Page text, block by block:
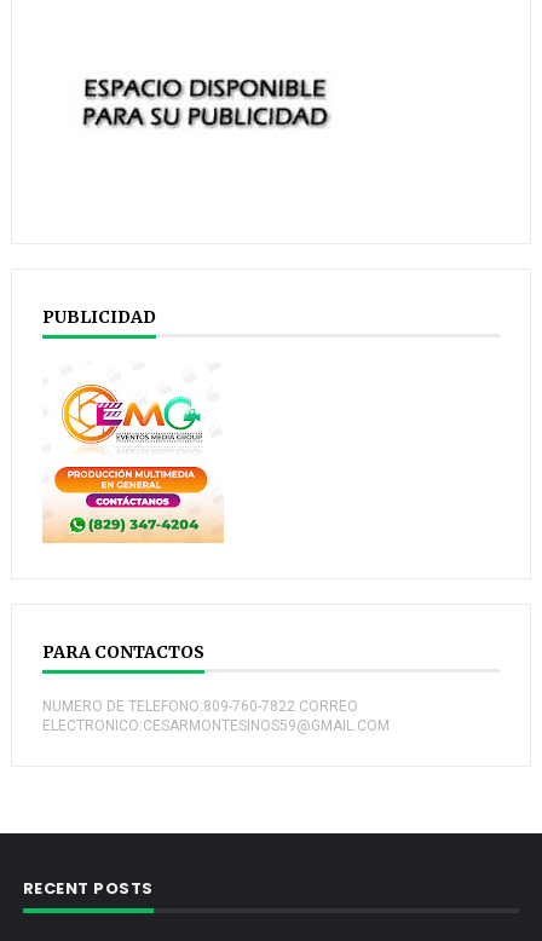
PUBLICIDAD
PARA CONTACTOS
NUMERO DE TELEFONO:809-760-7822 CORREO
ELECTRONICO:CESARMONTESINOS59@GMAIL.COM
RECENT POSTS